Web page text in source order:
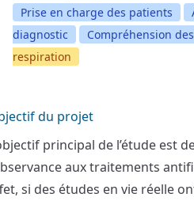
Prise en charge des patients
diagnostic
Compréhension
respiration
du projet
principal de l’étude est
aux traitements
si des études en vie réelle